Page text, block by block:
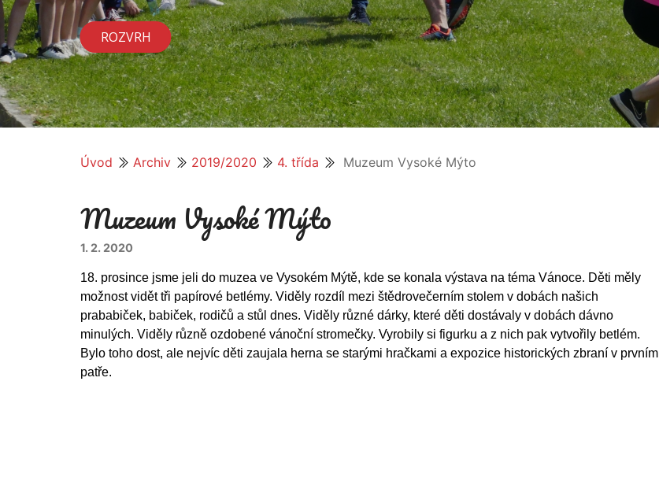
ROZVRH
Úvod Archiv 2019/2020 4. třída Muzeum Vysoké Mýto
Muzeum Vysoké Mýto
1. 2. 2020
18. prosince jsme jeli do muzea ve Vysokém Mýtě, kde se konala výstava na téma Vánoce. Děti měly
možnost vidět tři papírové betlémy. Viděly rozdíl mezi štědrovečerním stolem v dobách našich
prababiček, babiček, rodičů a stůl dnes. Viděly různé dárky, které děti dostávaly v dobách dávno
minulých. Viděly různě ozdobené vánoční stromečky. Vyrobily si figurku a z nich pak vytvořily betlém.
Bylo toho dost, ale nejvíc děti zaujala herna se starými hračkami a expozice historických zbraní v prvním
patře.